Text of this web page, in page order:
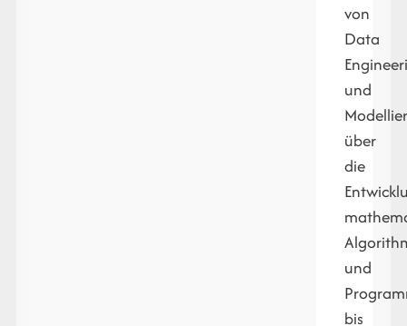
von
Data
und
über
die
und
bis